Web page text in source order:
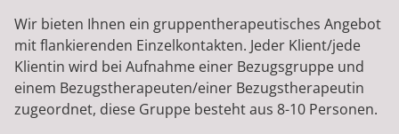
Wir bieten Ihnen ein gruppentherapeutisches Angebot
mit flankierenden Einzelkontakten. Jeder Klient/jede
Klientin wird bei Aufnahme einer Bezugsgruppe und
einem Bezugstherapeuten/einer Bezugstherapeutin
zugeordnet, diese Gruppe besteht aus 8-10 Personen.